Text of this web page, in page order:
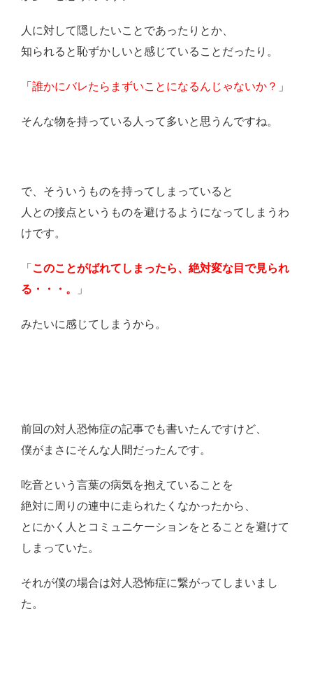
人に対して隠したいことであったりとか、
知られると恥ずかしいと感じていることだったり。
「 誰かにバレたらまずいことになるんじゃないか？ 」
そんな物を持っている人って多いと思うんですね。
で、そういうものを持ってしまっていると
人との接点というものを避けるようになってしまうわ
けです。
「 このことがばれてしまったら、絶対変な目で見られ
る・・・。
」
みたいに感じてしまうから。
前回の対人恐怖症の記事でも書いたんですけど、
僕がまさにそんな人間だったんです。
吃音という言葉の病気を抱えていることを
絶対に周りの連中に走られたくなかったから、
とにかく人とコミュニケーションをとることを避けて
しまっていた。
それが僕の場合は対人恐怖症に繋がってしまいまし
た。